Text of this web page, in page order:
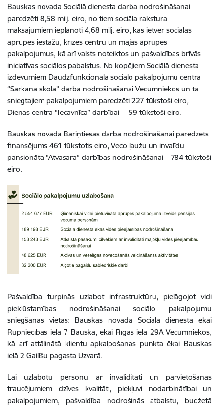
Bauskas novada Sociālā dienesta darba nodrošināšanai
paredzēti 8,58 milj. eiro, no tiem sociāla rakstura
maksājumiem ieplānoti 4,68 milj. eiro, kas ietver sociālās
aprūpes iestāžu, krīzes centru un mājas aprūpes
pakalpojumus, kā arī valsts noteiktos un pašvaldības brīvās
iniciatīvas sociālos pabalstus. No kopējiem Sociālā dienesta
izdevumiem Daudzfunkcionālā sociālo pakalpojumu centra
‘’Sarkanā skola’’ darba nodrošināšanai Vecumniekos un tā
sniegtajiem pakalpojumiem paredzēti 227 tūkstoši eiro,
Dienas centra “Iecavnīca” darbībai – 59 tūkstoši eiro.
Bauskas novada Bāriņtiesas darba nodrošināšanai paredzēts
finansējums 461 tūkstotis eiro, Veco ļaužu un invalīdu
pansionāta “Atvasara” darbības nodrošināšanai – 784 tūkstoši
eiro.
Pašvaldība turpinās uzlabot infrastruktūru, pielāgojot vidi
piekļūstamības nodrošināšanai sociālo pakalpojumu
sniegšanas vietās: Bauskas novada Sociālā dienesta ēkai
Rūpniecības ielā 7 Bauskā, ēkai Rīgas ielā 29A Vecumniekos,
kā arī attālinātā klientu apkalpošanas punkta ēkai Bauskas
ielā 2 Gailīšu pagasta Uzvarā.
Lai uzlabotu personu ar invaliditāti un pārvietošanās
traucējumiem dzīves kvalitāti, piekļuvi nodarbinātībai un
pakalpojumiem, pašvaldība nodrošinās atbalstu, budžetā